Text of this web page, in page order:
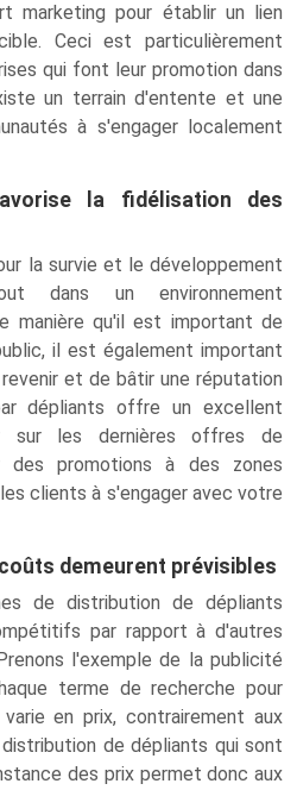
marketing pour établir un lien
Ceci est particulièrement
qui font leur promotion dans
un terrain d'entente et une
à s'engager localement
la fidélisation des
la survie et le développement
dans un environnement
manière qu'il est important de
il est également important
et de bâtir une réputation
dépliants offre un excellent
sur les dernières offres de
des promotions à des zones
clients à s'engager avec votre
demeurent prévisibles
de distribution de dépliants
par rapport à d'autres
l'exemple de la publicité
terme de recherche pour
en prix, contrairement aux
de dépliants qui sont
des prix permet donc aux